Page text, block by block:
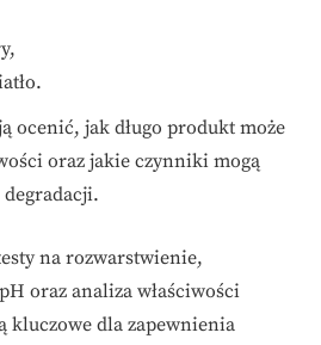
ocenić, jak długo produkt może
oraz jakie czynniki mogą
na rozwarstwienie,
oraz analiza właściwości
kluczowe dla zapewnienia